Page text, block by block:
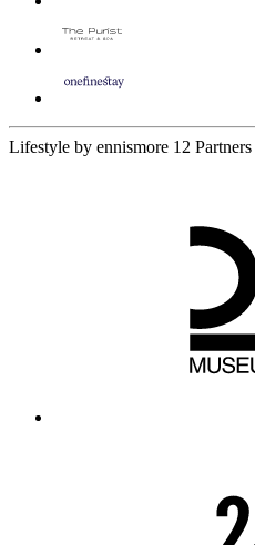
Lifestyle by ennismore 12 Partners